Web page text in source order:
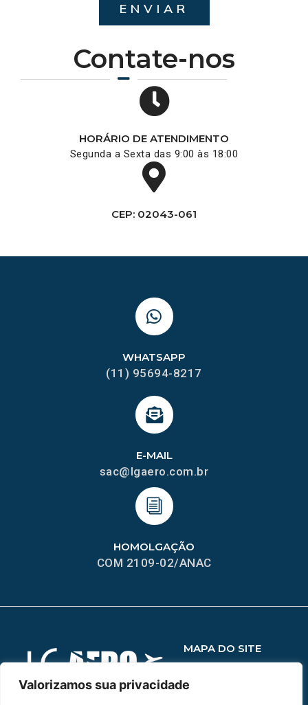
Valorizamos sua privacidade
Contate-nos
HORÁRIO DE ATENDIMENTO
Segunda a Sexta das 9:00 às 18:00
CEP: 02043-061
ENVIAR
HOMOLGAÇÃO
COM 2109-02/ANAC
E-MAIL
sac@lgaero.com.br
WHATSAPP
(11) 95694-8217
MAPA DO SITE